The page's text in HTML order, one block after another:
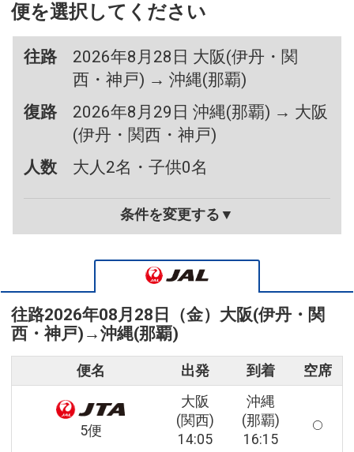
便を選択してください
往路
2026年8月28日 大阪(伊丹・関
西・神戸) → 沖縄(那覇)
復路
2026年8月29日 沖縄(那覇) → 大阪
(伊丹・関西・神戸)
人数
大人2名・子供0名
条件を変更する▼
往路2026年08月28日（金） 大阪(伊丹・関
西・神戸) →沖縄(那覇)
便名 出発 到着 空席
5便
大阪
(関西)
14:05
沖縄
(那覇)
16:15